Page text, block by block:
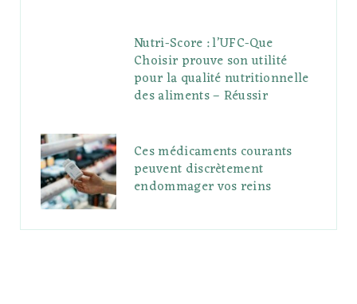
Nutri-Score : l’UFC-Que
Choisir prouve son utilité
pour la qualité nutritionnelle
des aliments – Réussir
Ces médicaments courants
peuvent discrètement
endommager vos reins